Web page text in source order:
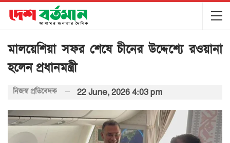
মালয়েশিয়া সফর শেষে চীনের উদ্দেশ্যে রওয়ানা
হলেন প্রধানমন্ত্রী
নিজস্ব প্রতিবেদক 22 June, 2026 4:03 pm